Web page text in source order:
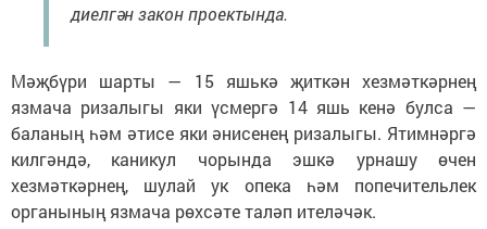
диелгән закон проектында.
Мәҗбүри шарты — 15 яшькә җиткән хезмәткәрнең
язмача ризалыгы яки үсмергә 14 яшь кенә булса —
баланың һәм әтисе яки әнисенең ризалыгы. Ятимнәргә
килгәндә, каникул чорында эшкә урнашу өчен
хезмәткәрнең, шулай ук опека һәм попечительлек
органының язмача рөхсәте таләп ителәчәк.